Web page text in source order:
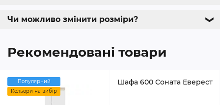
Чи можливо змінити розміри? ❯
Рекомендовані товари
Популярний
Кольори на вибір
Шафа 600 Соната Еверест